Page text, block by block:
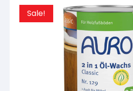
Sale!